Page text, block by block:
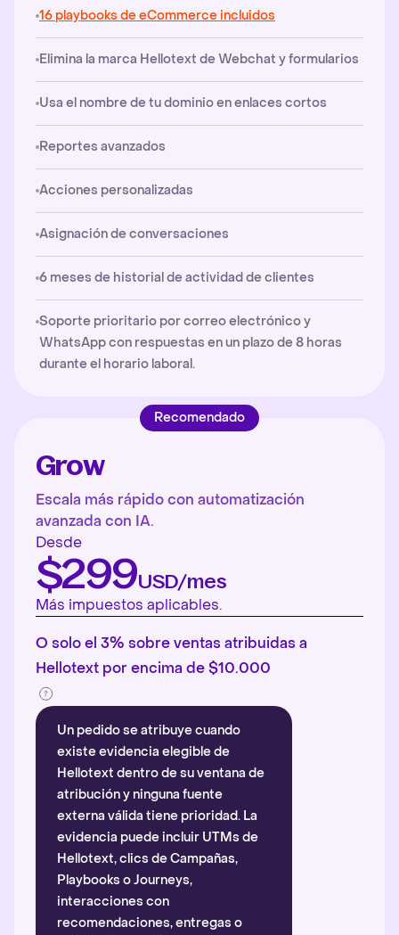
16 playbooks de eCommerce incluidos
Elimina la marca Hellotext de Webchat y formularios
Usa el nombre de tu dominio en enlaces cortos
Reportes avanzados
Acciones personalizadas
Asignación de conversaciones
6 meses de historial de actividad de clientes
Soporte prioritario por correo electrónico y
WhatsApp con respuestas en un plazo de 8 horas
durante el horario laboral.
Recomendado
Grow
Escala más rápido con automatización
avanzada con IA.
Desde
$299USD/mes
Más impuestos aplicables.
O solo el 3% sobre ventas atribuidas a
Hellotext por encima de $10.000
Un pedido se atribuye cuando
existe evidencia elegible de
Hellotext dentro de su ventana de
atribución y ninguna fuente
externa válida tiene prioridad. La
evidencia puede incluir UTMs de
Hellotext, clics de Campañas,
Playbooks o Journeys,
interacciones con
recomendaciones, entregas o